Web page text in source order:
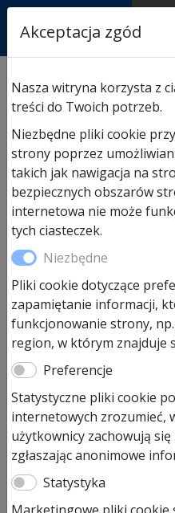
PARTNER &
przemysłowych/ Linka
kauszą dla prowadzenia N
Linka stalowa,
4000mm z
prowadzenia N
Na stanie (może być
ilość
Linka
stalowa,
Ø
Akceptacja zgód
Nasza witryna korzysta z
treści do Twoich potrzeb.
Niezbędne pliki cookie
strony poprzez
takich jak nawigacja na
bezpiecznych obszarów
internetowa nie może
tych ciasteczek.
Niezbędne
Pliki cookie dotyczące
zapamiętanie informacji,
funkcjonowanie strony,
region, w którym znajduje
Preferencje
Statystyczne pliki cookie
internetowych zrozumieć,
użytkownicy zachowują
zgłaszając anonimowe
Statystyka